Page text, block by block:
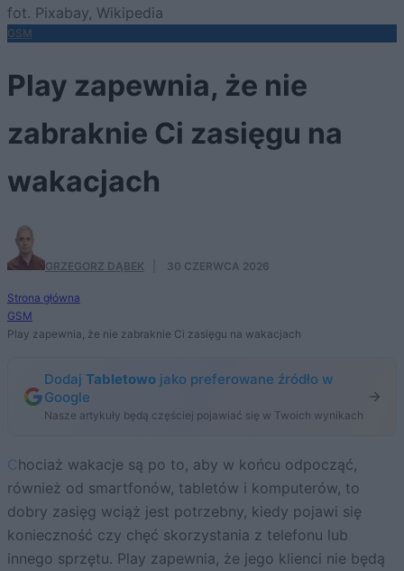
fot. Pixabay, Wikipedia
GSM
Play zapewnia, że nie
zabraknie Ci zasięgu na
wakacjach
GRZEGORZ DĄBEK 30 CZERWCA 2026
Strona główna
GSM
Play zapewnia, że nie zabraknie Ci zasięgu na wakacjach
Dodaj Tabletowo jako preferowane źródło w
Google
Nasze artykuły będą częściej pojawiać się w Twoich wynikach
Chociaż wakacje są po to, aby w końcu odpocząć,
również od smartfonów, tabletów i komputerów, to
dobry zasięg wciąż jest potrzebny, kiedy pojawi się
konieczność czy chęć skorzystania z telefonu lub
innego sprzętu. Play zapewnia, że jego klienci nie będą